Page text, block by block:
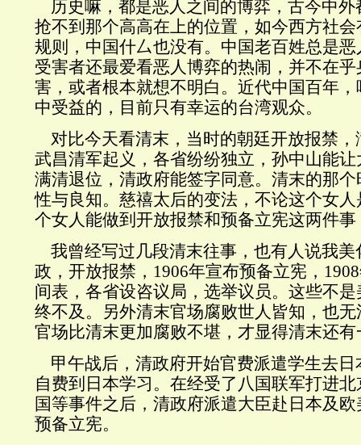
历史嘛，都是恶人之间的博弈，古今中外
抢不到那个高高在上的位置，如今西方社
规则，中国什厶也没有。中国老百姓总是
受害者还最爱看恶人博弈的热闹，并不在
害，或者根本就想不明白。近代中国百年
中受益的，目前只有幸运的台湾观众。
对比今天看清末，当时的朝廷开放报禁，
武昌清军起义，各省纷纷独立，孙中山能
满清退位，清政府能签字同意。清末的那
性与良知。慈禧太后的变法，不论这个女
个女人能做到开放报禁和预备立宪这两件
我曾经写过几段清末往事，也有人说我美
政，开放报禁，1906年宣布预备立宪，
间表，各省设咨议局，选举议员。这些不
终不及。另外清末官场腐败世人皆知，也
官场比清末更加腐败不堪，才显得清末还
甲午战后，清政府开始官费派遣学生去日
自费到日本学习。在经受了八国联军打进
国等事件之后，清政府派遣大臣赴日本及
预备立宪。